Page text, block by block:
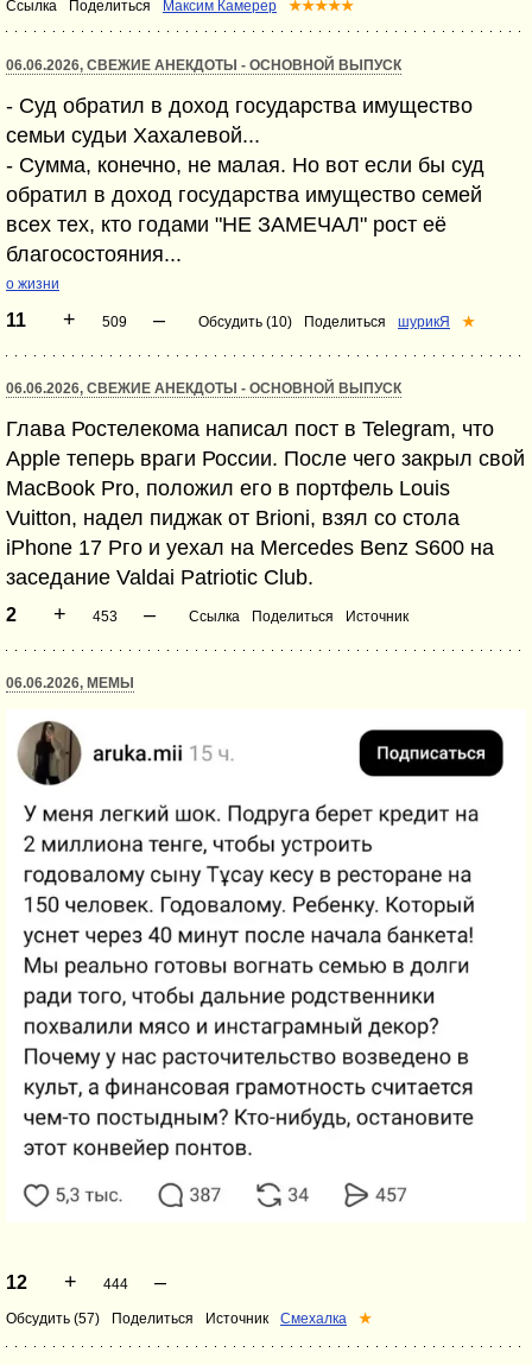
Ссылка Поделиться Максим Камерер ★★★★★
06.06.2026, СВЕЖИЕ АНЕКДОТЫ - ОСНОВНОЙ ВЫПУСК
- Суд обратил в доход государства имущество
семьи судьи Хахалевой...
- Сумма, конечно, не малая. Но вот если бы суд
обратил в доход государства имущество семей
всех тех, кто годами "НЕ ЗАМЕЧАЛ" рост её
благосостояния...
о жизни
11 + 509 – Обсудить (10) Поделиться шурикЯ ★
06.06.2026, СВЕЖИЕ АНЕКДОТЫ - ОСНОВНОЙ ВЫПУСК
Глава Ростелекома написал пост в Telegram, что
Apple теперь враги России. После чего закрыл свой
МасВook Pro, положил его в портфель Louis
Vuitton, надел пиджак от Brioni, взял со стола
iPhone 17 Рго и уехал на Mercedes Benz S600 на
заседание Valdai Patriotic Club.
2 + 453 – Ссылка Поделиться Источник
06.06.2026, МЕМЫ
12 + 444 –
Обсудить (57) Поделиться Источник Смехалка ★